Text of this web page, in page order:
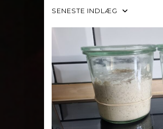
SENESTE INDLÆG